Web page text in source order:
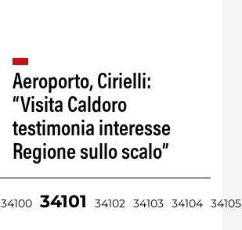
Aeroporto, Cirielli:
“Visita Caldoro
testimonia interesse
Regione sullo scalo”
34100 34101 34102 34103 34104 34105